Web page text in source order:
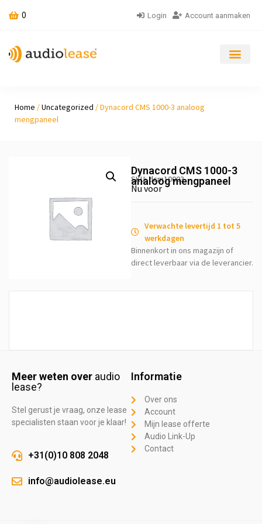
0 Login Account aanmaken
Home /Uncategorized / Dynacord CMS 1000-3 analoog
mengpaneel
Dynacord CMS 1000-3
analoog mengpaneel
SKU: dcm10003
Nu voor
Verwachte levertijd 1 tot 5
werkdagen
Binnenkort in ons magazijn of
direct leverbaar via de leverancier.
Meer weten over audio
lease?
Stel gerust je vraag, onze lease
specialisten staan voor je klaar!
+31(0)10 808 2048
info@audiolease.eu
Informatie
Over ons
Account
Mijn lease offerte
Audio Link-Up
Contact